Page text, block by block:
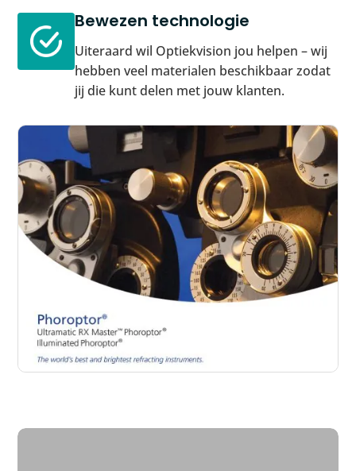
Bewezen technologie
Uiteraard wil Optiekvision jou helpen – wij
hebben veel materialen beschikbaar zodat
jij die kunt delen met jouw klanten.